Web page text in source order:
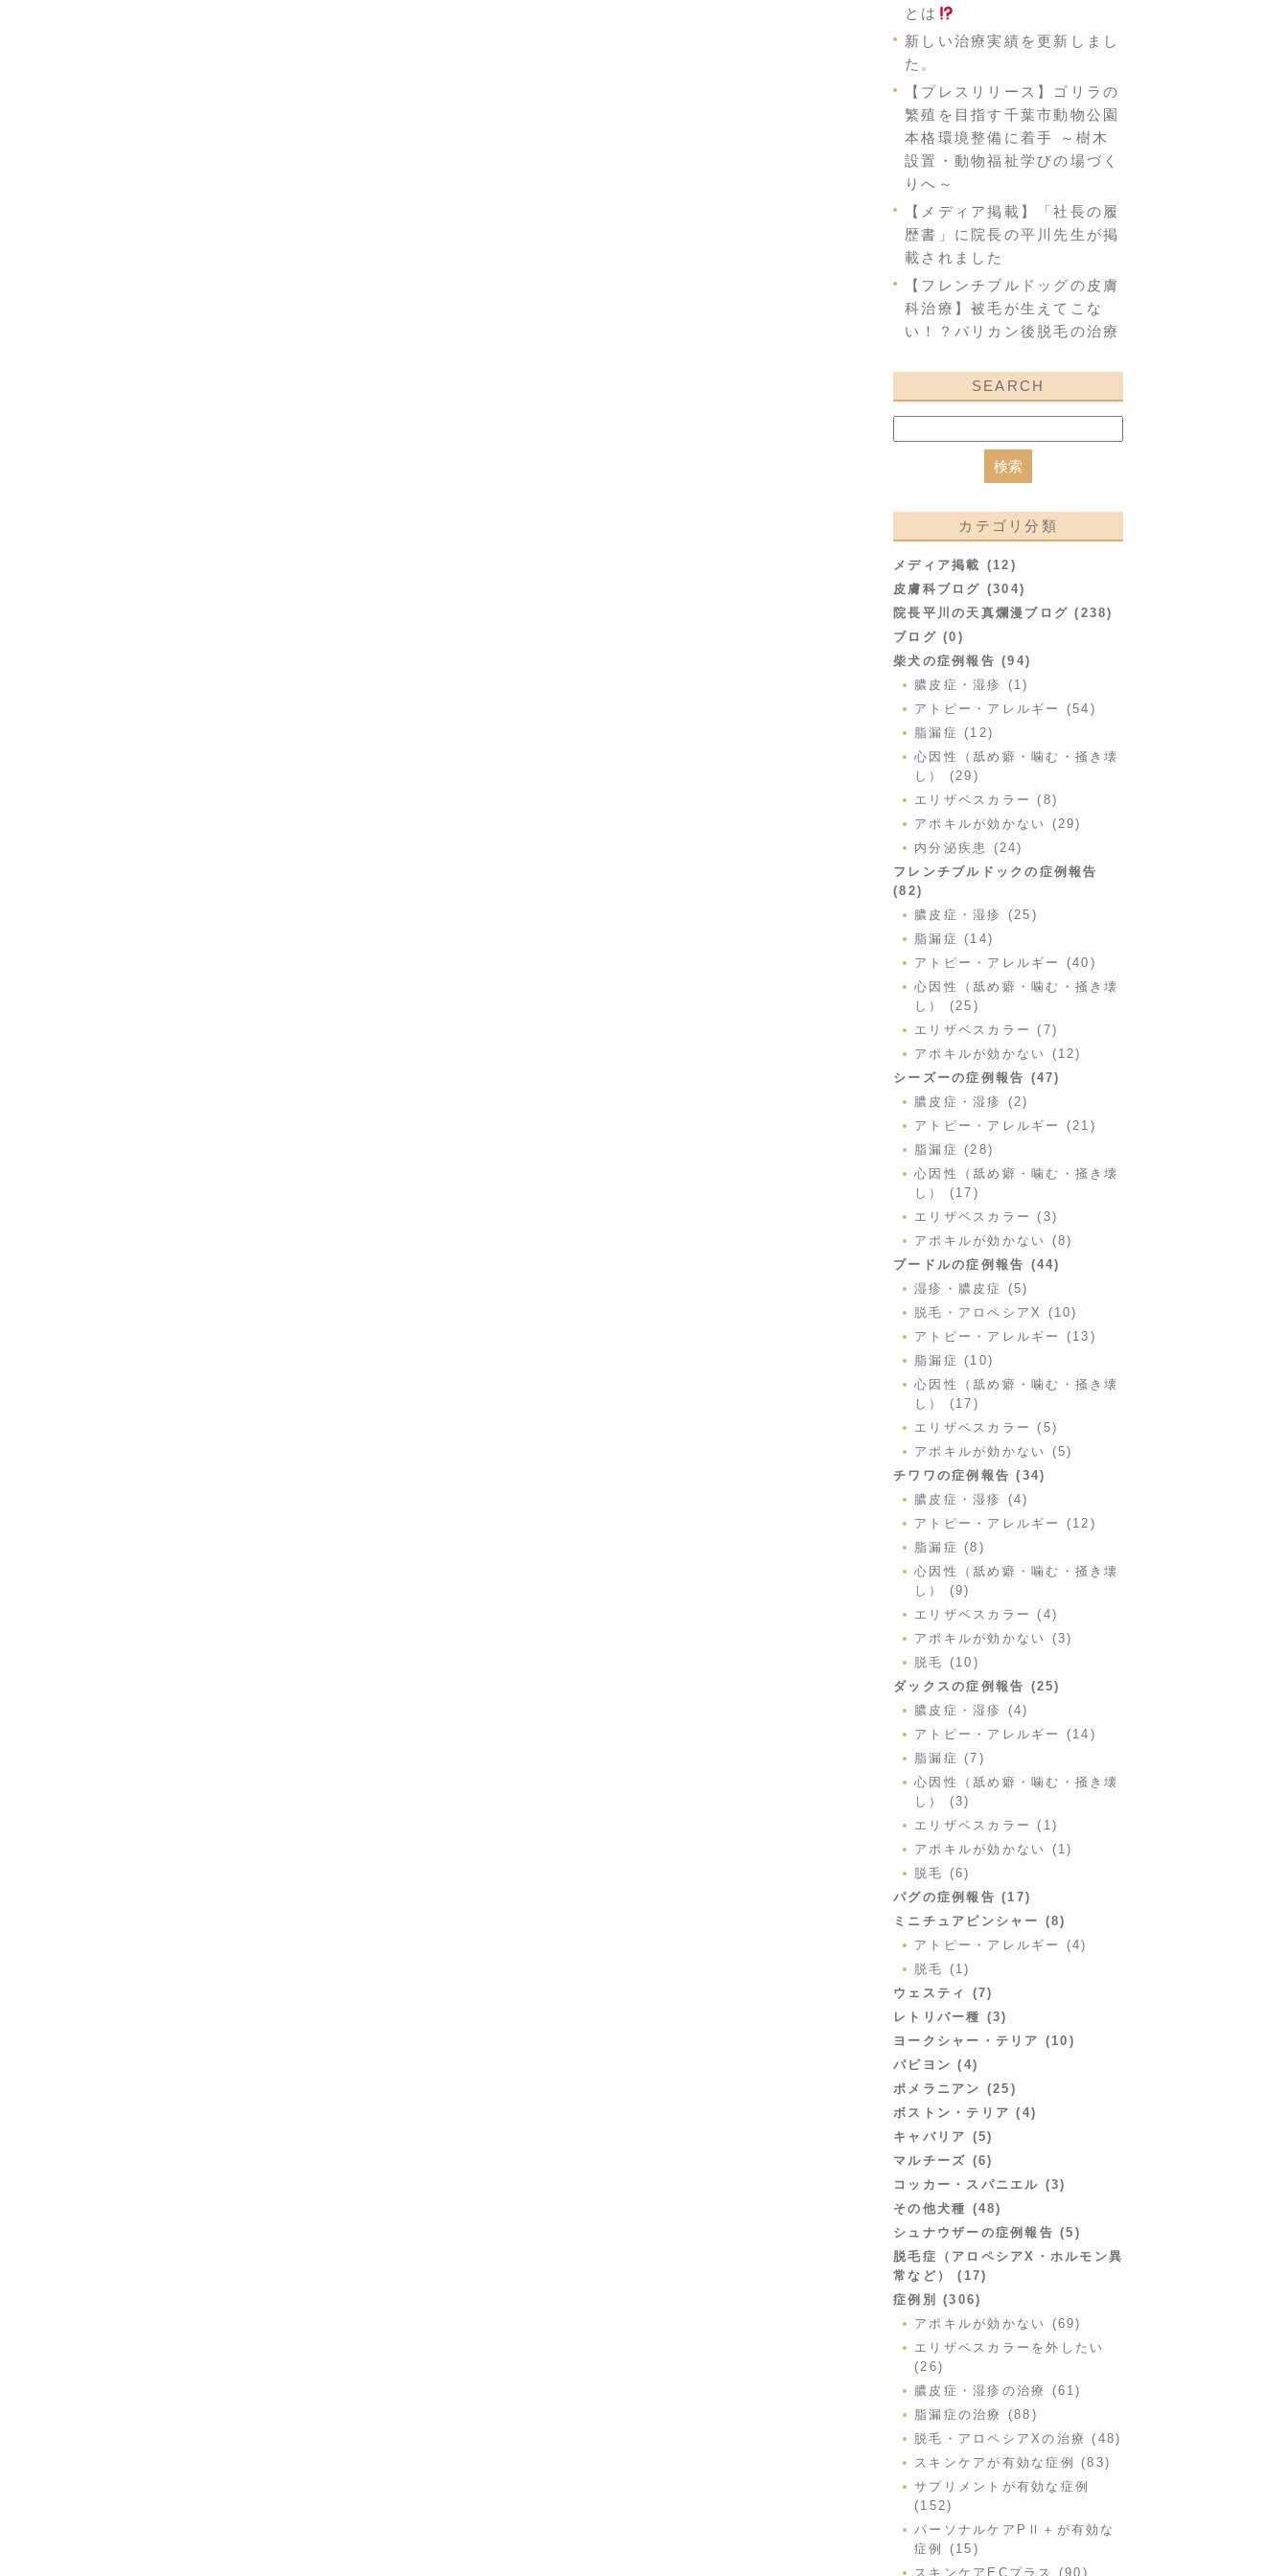
とは
新しい治療実績を更新しまし
た。
【プレスリリース】ゴリラの
繁殖を目指す千葉市動物公園
本格環境整備に着手 ～樹木
設置・動物福祉学びの場づく
りへ～
【メディア掲載】「社長の履
歴書」に院長の平川先生が掲
載されました
【フレンチブルドッグの皮膚
科治療】被毛が生えてこな
い！？バリカン後脱毛の治療
SEARCH
カテゴリ分類
メディア掲載 (12)
皮膚科ブログ (304)
院長平川の天真爛漫ブログ (238)
ブログ (0)
柴犬の症例報告 (94)
膿皮症・湿疹 (1)
アトピー・アレルギー (54)
脂漏症 (12)
心因性（舐め癖・噛む・掻き壊
し） (29)
エリザベスカラー (8)
アポキルが効かない (29)
内分泌疾患 (24)
フレンチブルドックの症例報告
(82)
膿皮症・湿疹 (25)
脂漏症 (14)
アトピー・アレルギー (40)
心因性（舐め癖・噛む・掻き壊
し） (25)
エリザベスカラー (7)
アポキルが効かない (12)
シーズーの症例報告 (47)
膿皮症・湿疹 (2)
アトピー・アレルギー (21)
脂漏症 (28)
心因性（舐め癖・噛む・掻き壊
し） (17)
エリザベスカラー (3)
アポキルが効かない (8)
プードルの症例報告 (44)
湿疹・膿皮症 (5)
脱毛・アロペシアX (10)
アトピー・アレルギー (13)
脂漏症 (10)
心因性（舐め癖・噛む・掻き壊
し） (17)
エリザベスカラー (5)
アポキルが効かない (5)
チワワの症例報告 (34)
膿皮症・湿疹 (4)
アトピー・アレルギー (12)
脂漏症 (8)
心因性（舐め癖・噛む・掻き壊
し） (9)
エリザベスカラー (4)
アポキルが効かない (3)
脱毛 (10)
ダックスの症例報告 (25)
膿皮症・湿疹 (4)
アトピー・アレルギー (14)
脂漏症 (7)
心因性（舐め癖・噛む・掻き壊
し） (3)
エリザベスカラー (1)
アポキルが効かない (1)
脱毛 (6)
パグの症例報告 (17)
ミニチュアピンシャー (8)
アトピー・アレルギー (4)
脱毛 (1)
ウェスティ (7)
レトリバー種 (3)
ヨークシャー・テリア (10)
パピヨン (4)
ポメラニアン (25)
ボストン・テリア (4)
キャバリア (5)
マルチーズ (6)
コッカー・スパニエル (3)
その他犬種 (48)
シュナウザーの症例報告 (5)
脱毛症（アロペシアX・ホルモン異
常など） (17)
症例別 (306)
アポキルが効かない (69)
エリザベスカラーを外したい
(26)
膿皮症・湿疹の治療 (61)
脂漏症の治療 (88)
脱毛・アロペシアXの治療 (48)
スキンケアが有効な症例 (83)
サプリメントが有効な症例
(152)
パーソナルケアPⅡ＋が有効な
症例 (15)
スキンケアECプラス (90)